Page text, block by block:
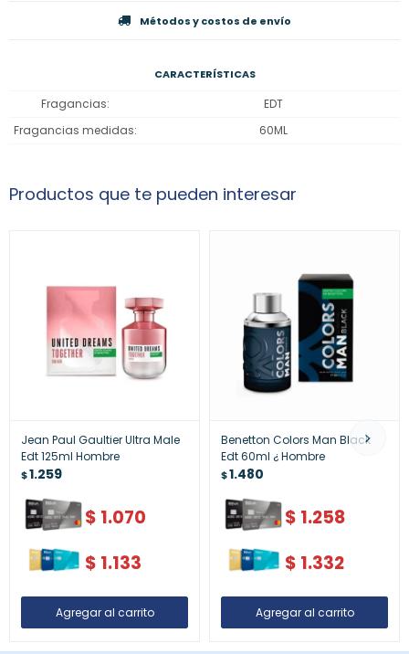
Métodos y costos de envío
CARACTERÍSTICAS
Fragancias
EDT
Fragancias medidas
60ML
Productos que te pueden interesar
Jean Paul Gaultier Ultra Male
Edt 125ml Hombre
$1.259
$ 1.070
$ 1.133
Benetton Colors Man Black
Edt 60ml ¿ Hombre
$1.480
$ 1.258
$ 1.332